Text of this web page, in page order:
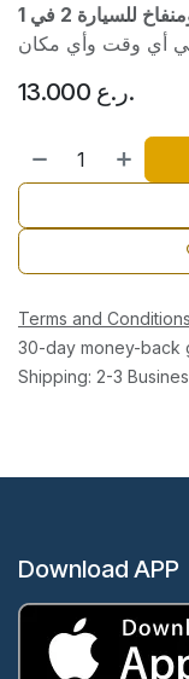
13.000 ر.ع.
Terms and Conditions
30-day money-back
Shipping: 2-3
Download APP